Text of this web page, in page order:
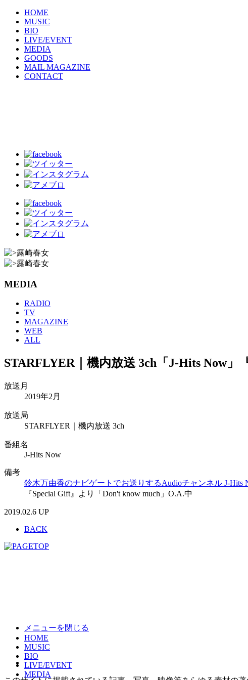
HOME
MUSIC
BIO
LIVE/EVENT
MEDIA
GOODS
MAIL MAGAZINE
CONTACT
MEDIA
RADIO
TV
MAGAZINE
WEB
ALL
STARFLYER｜機内放送 3ch「J-Hits Now」
放送月
2019年2月
放送局
STARFLYER｜機内放送 3ch
番組名
J-Hits Now
備考
鈴木万由香のナビゲートでお送りするAudioチャンネル J-Hits
『Special Gift』より「Don't know much」O.A.中
2019.02.6 UP
BACK
メニューを閉じる
HOME
MUSIC
BIO
LIVE/EVENT
MEDIA